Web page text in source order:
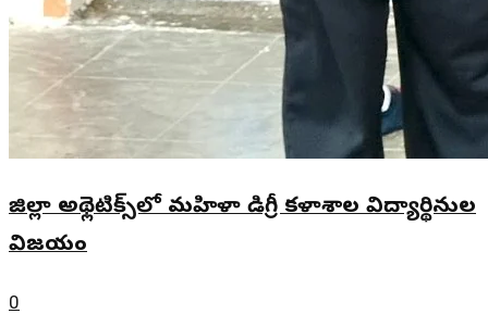
జిల్లా అథ్లెటిక్స్‌లో మహిళా డిగ్రీ కళాశాల విద్యార్థినుల
విజయం
0